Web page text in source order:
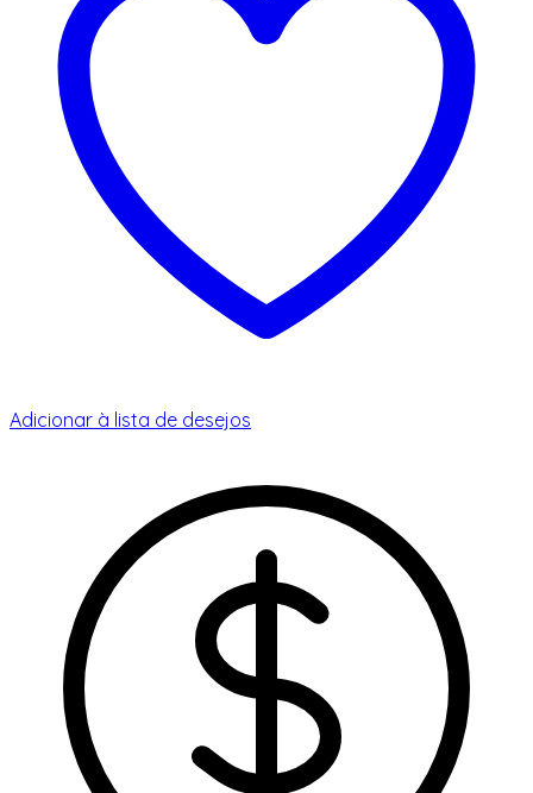
Adicionar à lista de desejos